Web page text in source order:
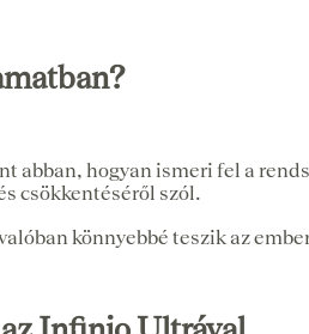
abban, hogyan ismeri fel a
csökkentéséről szól.
könnyebbé teszik az